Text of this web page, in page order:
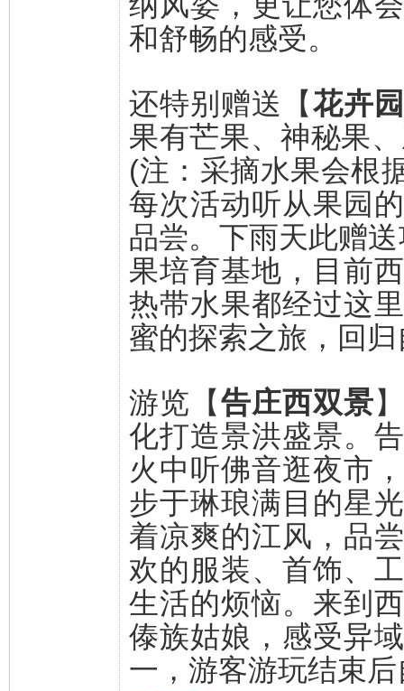
和舒畅的感受。
还特别赠送【花卉
果有芒果、神秘果
(注：采摘水果会根
每次活动听从果园
品尝。下雨天此赠
果培育基地，目前
热带水果都经过这
蜜的探索之旅，回
游览【告庄西双景
化打造景洪盛景。
火中听佛音逛夜市
步于琳琅满目的星
着凉爽的江风，品
欢的服装、首饰、
生活的烦恼。来到
傣族姑娘，感受异
一，游客游玩结束